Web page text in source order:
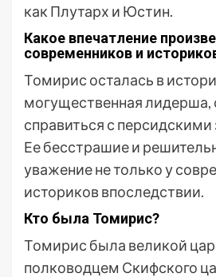
как Плутарх и Юстин.
Какое впечатление
современников и
Томирис осталась в
могущественная лидерша,
справиться с персидскими
Ее бесстрашие и
уважение не только у
историков впоследствии.
Кто была Томирис?
Томирис была великой
полководцем Скифского